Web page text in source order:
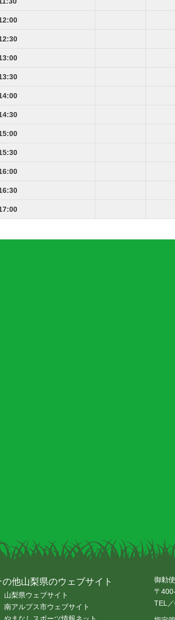
の他山梨県のウェブサイト
山梨県ウェブサイト
南アルプス市ウェブサイト
御勅
〒
TEL